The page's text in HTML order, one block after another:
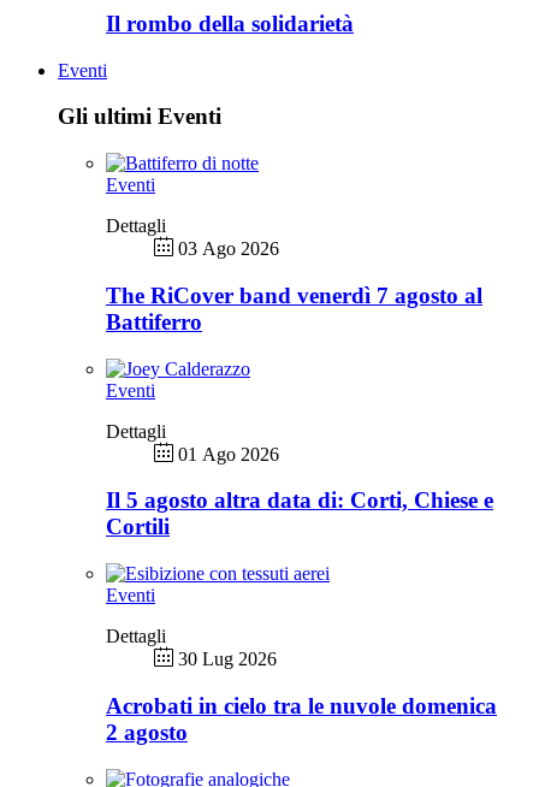
Il rombo della solidarietà
Eventi
Gli ultimi Eventi
Eventi
Dettagli
03 Ago 2026
The RiCover band venerdì 7 agosto al
Battiferro
Eventi
Dettagli
01 Ago 2026
Il 5 agosto altra data di: Corti, Chiese e
Cortili
Eventi
Dettagli
30 Lug 2026
Acrobati in cielo tra le nuvole domenica
2 agosto